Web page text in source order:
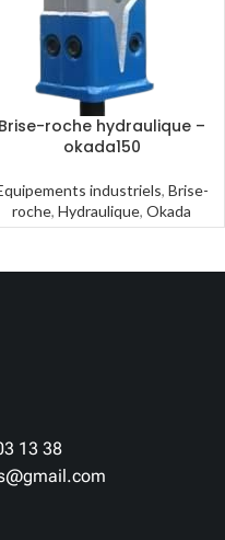
Brise-roche hydraulique –
okada150
industriels, Brise-
roche, Hydraulique, Okada
13 38